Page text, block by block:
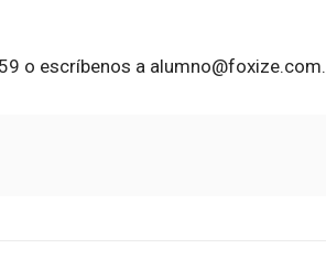
o escríbenos a